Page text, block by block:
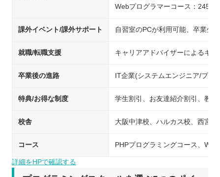
Webプログラマーコース：245.5
課外イベント/課外サポート 自習室のPCが利用可能、卒業生
就職/転職支援 キャリアアドバイザーによるキ
卒業後の進路 IT企業(システムエンジニア/プロ
特典/お得な制度 学生割引、お友達紹介割引、教
校舎 大阪中津校、ハルカス校、西宮北
コース PHPプログラミングコース、
詳細をHPで確認する